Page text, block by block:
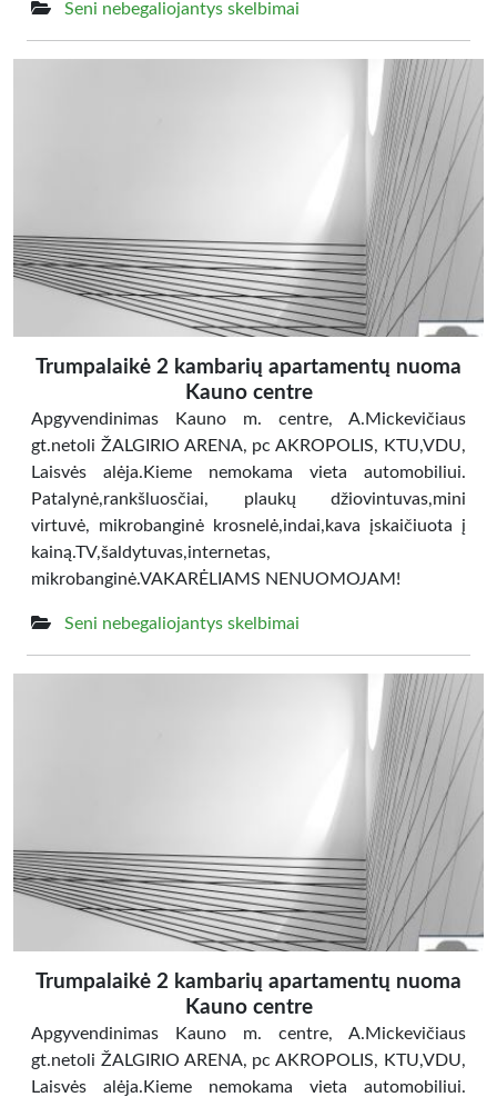
Seni nebegaliojantys skelbimai
Trumpalaikė 2 kambarių apartamentų nuoma
Kauno centre
Apgyvendinimas Kauno m. centre, A.Mickevičiaus
gt.netoli ŽALGIRIO ARENA, pc AKROPOLIS, KTU,VDU,
Laisvės alėja.Kieme nemokama vieta automobiliui.
Patalynė,rankšluosčiai, plaukų džiovintuvas,mini
virtuvė, mikrobanginė krosnelė,indai,kava įskaičiuota į
kainą.TV,šaldytuvas,internetas,
mikrobanginė.VAKARĖLIAMS NENUOMOJAM!
Seni nebegaliojantys skelbimai
Trumpalaikė 2 kambarių apartamentų nuoma
Kauno centre
Apgyvendinimas Kauno m. centre, A.Mickevičiaus
gt.netoli ŽALGIRIO ARENA, pc AKROPOLIS, KTU,VDU,
Laisvės alėja.Kieme nemokama vieta automobiliui.